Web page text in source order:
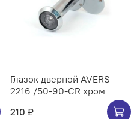
Глазок дверной AVERS
2216 /50-90-CR хром
210 ₽